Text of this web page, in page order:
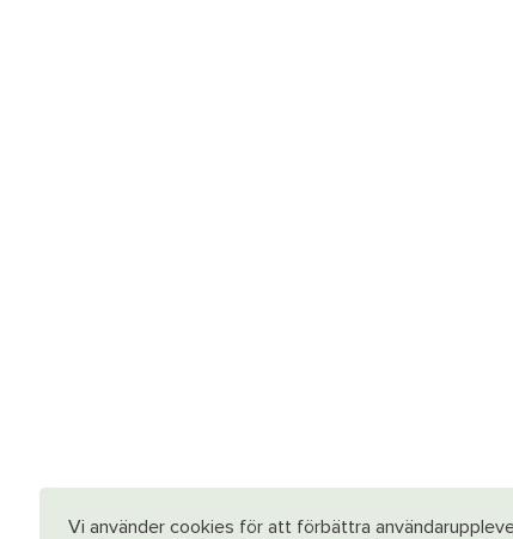
Vi använder cookies för att förbättra